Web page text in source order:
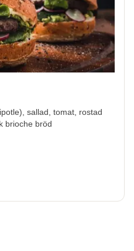
sallad, tomat, rostad
brioche bröd